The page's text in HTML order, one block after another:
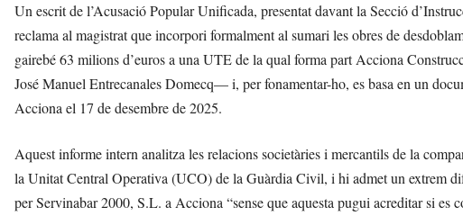
Un escrit de l’Acusació Popular Unificada, presentat davant la Secció
reclama al magistrat que incorpori formalment al sumari les obres de
gairebé 63 milions d’euros a una UTE de la qual forma part Acciona
José Manuel Entrecanales Domecq— i, per fonamentar-ho, es basa en un
Acciona el 17 de desembre de 2025.
Aquest informe intern analitza les relacions societàries i mercantils de la
la Unitat Central Operativa (UCO) de la Guàrdia Civil, i hi admet un extrem
per Servinabar 2000, S.L. a Acciona “sense que aquesta pugui acreditar si es